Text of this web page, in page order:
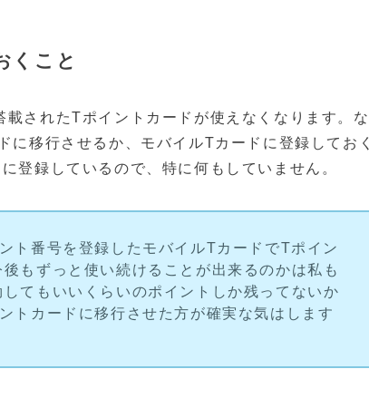
くこと
されたTポイントカードが使えなくなります。な
に移行させるか、モバイルTカードに登録しておく
登録しているので、特に何もしていません。
ト番号を登録したモバイルTカードでTポイン
もずっと使い続けることが出来るのかは私も
てもいいくらいのポイントしか残ってないか
トカードに移行させた方が確実な気はします